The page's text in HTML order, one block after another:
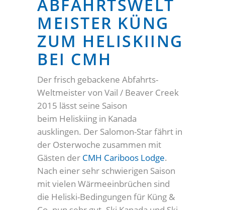
ABFAHRTSWELT
MEISTER KÜNG
ZUM HELISKIING
BEI CMH
Der frisch gebackene Abfahrts-
Weltmeister von Vail / Beaver Creek
2015 lässt seine Saison
beim Heliskiing in Kanada
ausklingen. Der Salomon-Star fährt in
der Osterwoche zusammen mit
Gästen der CMH Cariboos Lodge.
Nach einer sehr schwierigen Saison
mit vielen Wärmeeinbrüchen sind
die Heliski-Bedingungen für Küng &